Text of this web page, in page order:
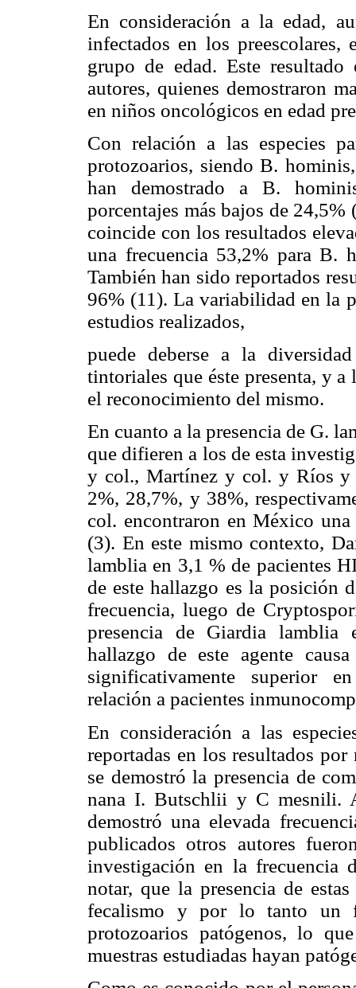
En consideración a la edad,
infectados en los
grupo de edad. Este
autores, quienes demostraron
en niños oncológicos en edad
Con relación a las especies
protozoarios, siendo B.
han demostrado a B.
porcentajes más bajos de
coincide con los resultados
una frecuencia 53,2% para B.
También han sido reportados
96% (11). La variabilidad en la
estudios realizados,
puede deberse a la
tintoriales que éste presenta, y a
el reconocimiento del mismo.
En cuanto a la presencia de G.
que difieren a los de esta
y col., Martínez y col. y Ríos y
2%, 28,7%, y 38%,
col. encontraron en México
(3). En este mismo contexto,
lamblia en 3,1 % de pacientes
de este hallazgo es la posición
frecuencia, luego de
presencia de Giardia lamblia
hallazgo de este agente
significativamente superior
relación a pacientes
En consideración a las
reportadas en los resultados por
se demostró la presencia de
nana I. Butschlii y C mesnili.
demostró una elevada
publicados otros autores
investigación en la frecuencia
notar, que la presencia de
fecalismo y por lo tanto un
protozoarios patógenos, lo
muestras estudiadas hayan